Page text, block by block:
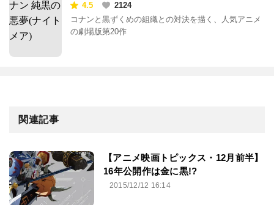
4.5
2124
コナンと黒ずくめの組織との対決を描く、人気アニメ
の劇場版第20作
関連記事
【アニメ映画トピックス・12月前半】
16年公開作は金に黒!?
2015/12/12 16:14